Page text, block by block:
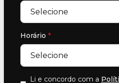
Horário *
Li e concordo com a